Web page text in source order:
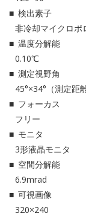
検出素子
非冷却マイクロポ
温度分解能
0.10℃
測定視野角
45°×34°（測定距
フォーカス
フリー
モニタ
3形液晶モニタ
空間分解能
6.9mrad
可視画像
320×240